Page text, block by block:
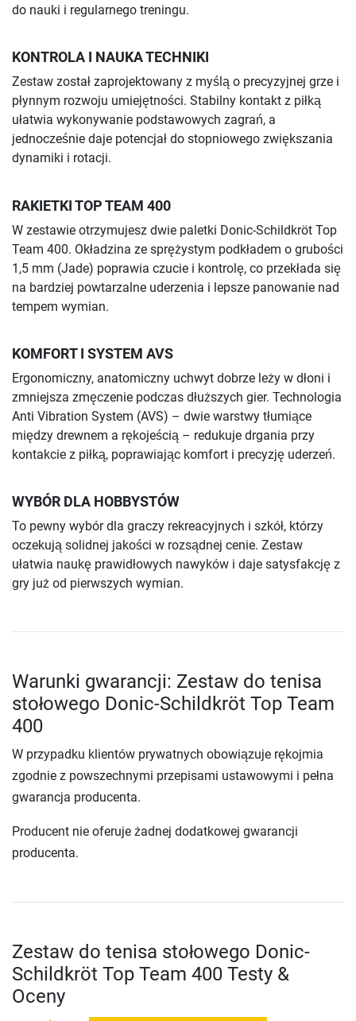
do nauki i regularnego treningu.
KONTROLA I NAUKA TECHNIKI
Zestaw został zaprojektowany z myślą o precyzyjnej grze i
płynnym rozwoju umiejętności. Stabilny kontakt z piłką
ułatwia wykonywanie podstawowych zagrań, a
jednocześnie daje potencjał do stopniowego zwiększania
dynamiki i rotacji.
RAKIETKI TOP TEAM 400
W zestawie otrzymujesz dwie paletki Donic-Schildkröt Top
Team 400. Okładzina ze sprężystym podkładem o grubości
1,5 mm (Jade) poprawia czucie i kontrolę, co przekłada się
na bardziej powtarzalne uderzenia i lepsze panowanie nad
tempem wymian.
KOMFORT I SYSTEM AVS
Ergonomiczny, anatomiczny uchwyt dobrze leży w dłoni i
zmniejsza zmęczenie podczas dłuższych gier. Technologia
Anti Vibration System (AVS) – dwie warstwy tłumiące
między drewnem a rękojeścią – redukuje drgania przy
kontakcie z piłką, poprawiając komfort i precyzję uderzeń.
WYBÓR DLA HOBBYSTÓW
To pewny wybór dla graczy rekreacyjnych i szkół, którzy
oczekują solidnej jakości w rozsądnej cenie. Zestaw
ułatwia naukę prawidłowych nawyków i daje satysfakcję z
gry już od pierwszych wymian.
Warunki gwarancji: Zestaw do tenisa
stołowego Donic-Schildkröt Top Team
400
W przypadku klientów prywatnych obowiązuje rękojmia
zgodnie z powszechnymi przepisami ustawowymi i pełna
gwarancja producenta.
Producent nie oferuje żadnej dodatkowej gwarancji
producenta.
Zestaw do tenisa stołowego Donic-
Schildkröt Top Team 400 Testy &
Oceny